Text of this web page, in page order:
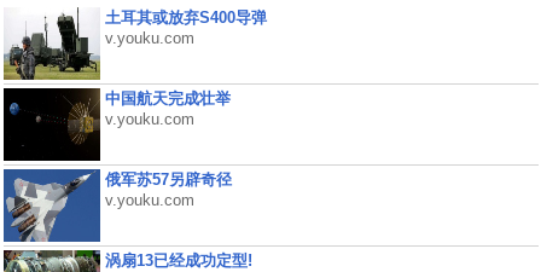
土耳其或放弃S400导弹
v.youku.com
中国航天完成壮举
v.youku.com
俄军苏57另辟奇径
v.youku.com
涡扇13已经成功定型!